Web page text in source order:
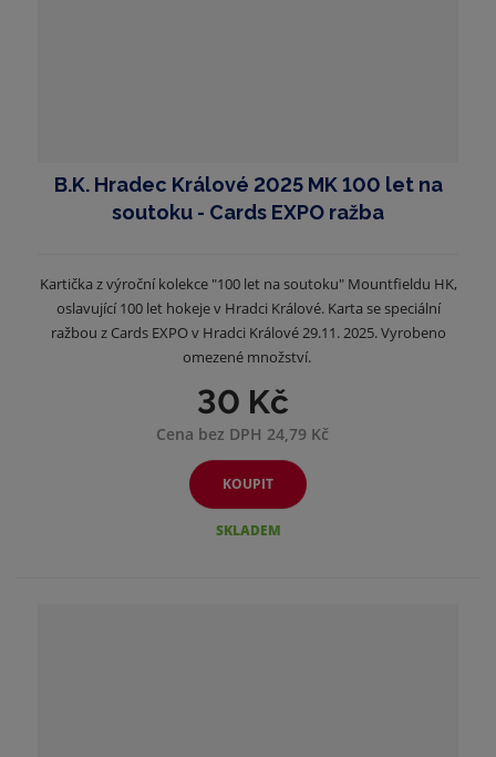
B.K. Hradec Králové 2025 MK 100 let na
soutoku - Cards EXPO ražba
Kartička z výroční kolekce "100 let na soutoku" Mountfieldu HK,
oslavující 100 let hokeje v Hradci Králové. Karta se speciální
ražbou z Cards EXPO v Hradci Králové 29.11. 2025. Vyrobeno
omezené množství.
30 Kč
Cena bez DPH 24,79 Kč
KOUPIT
SKLADEM